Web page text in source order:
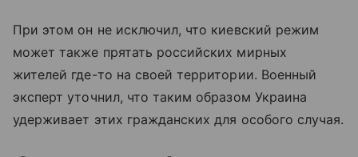
При этом он не исключил, что киевский режим
может также прятать российских мирных
жителей где-то на своей территории. Военный
эксперт уточнил, что таким образом Украина
удерживает этих гражданских для особого случая.